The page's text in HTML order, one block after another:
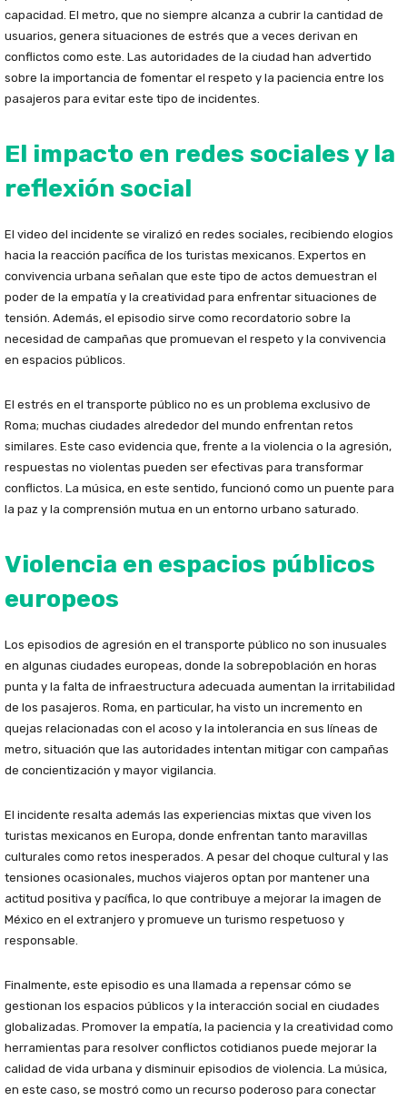
capacidad. El metro, que no siempre alcanza a cubrir la cantidad de
usuarios, genera situaciones de estrés que a veces derivan en
conflictos como este. Las autoridades de la ciudad han advertido
sobre la importancia de fomentar el respeto y la paciencia entre los
pasajeros para evitar este tipo de incidentes.
El impacto en redes sociales y la
reflexión social
El video del incidente se viralizó en redes sociales, recibiendo elogios
hacia la reacción pacífica de los turistas mexicanos. Expertos en
convivencia urbana señalan que este tipo de actos demuestran el
poder de la empatía y la creatividad para enfrentar situaciones de
tensión. Además, el episodio sirve como recordatorio sobre la
necesidad de campañas que promuevan el respeto y la convivencia
en espacios públicos.
El estrés en el transporte público no es un problema exclusivo de
Roma; muchas ciudades alrededor del mundo enfrentan retos
similares. Este caso evidencia que, frente a la violencia o la agresión,
respuestas no violentas pueden ser efectivas para transformar
conflictos. La música, en este sentido, funcionó como un puente para
la paz y la comprensión mutua en un entorno urbano saturado.
Violencia en espacios públicos
europeos
Los episodios de agresión en el transporte público no son inusuales
en algunas ciudades europeas, donde la sobrepoblación en horas
punta y la falta de infraestructura adecuada aumentan la irritabilidad
de los pasajeros. Roma, en particular, ha visto un incremento en
quejas relacionadas con el acoso y la intolerancia en sus líneas de
metro, situación que las autoridades intentan mitigar con campañas
de concientización y mayor vigilancia.
El incidente resalta además las experiencias mixtas que viven los
turistas mexicanos en Europa, donde enfrentan tanto maravillas
culturales como retos inesperados. A pesar del choque cultural y las
tensiones ocasionales, muchos viajeros optan por mantener una
actitud positiva y pacífica, lo que contribuye a mejorar la imagen de
México en el extranjero y promueve un turismo respetuoso y
responsable.
Finalmente, este episodio es una llamada a repensar cómo se
gestionan los espacios públicos y la interacción social en ciudades
globalizadas. Promover la empatía, la paciencia y la creatividad como
herramientas para resolver conflictos cotidianos puede mejorar la
calidad de vida urbana y disminuir episodios de violencia. La música,
en este caso, se mostró como un recurso poderoso para conectar